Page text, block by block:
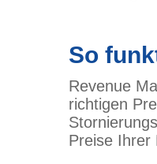
So
Revenue
richtigen
Preise Ihrer